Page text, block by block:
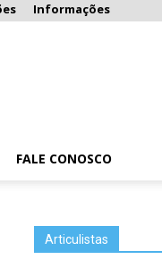
Informações
FALE CONOSCO
Articulistas